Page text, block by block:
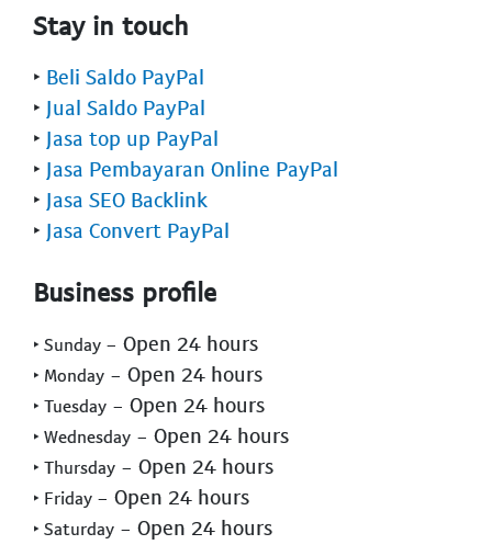
Stay in touch
‣ Beli Saldo PayPal
‣ Jual Saldo PayPal
‣ Jasa top up PayPal
‣ Jasa Pembayaran Online PayPal
‣ Jasa SEO Backlink
‣ Jasa Convert PayPal
Business profile
‣ Sunday - Open 24 hours
‣ Monday - Open 24 hours
‣ Tuesday - Open 24 hours
‣ Wednesday - Open 24 hours
‣ Thursday - Open 24 hours
‣ Friday - Open 24 hours
‣ Saturday - Open 24 hours